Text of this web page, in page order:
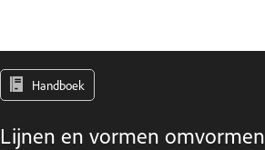
Handboek
Lijnen en vormen omvormen